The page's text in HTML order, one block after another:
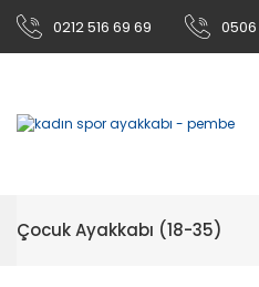
0212 516 69 69
Çocuk Ayakkabı (18-35)